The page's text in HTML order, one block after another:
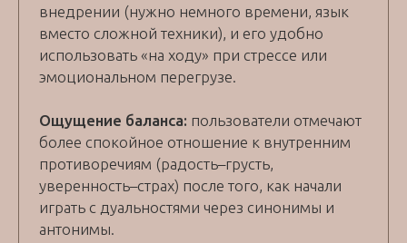
внедрении (нужно немного времени, язык
вместо сложной техники), и его удобно
использовать «на ходу» при стрессе или
эмоциональном перегрузе.
Ощущение баланса: пользователи отмечают
более спокойное отношение к внутренним
противоречиям (радость–грусть,
уверенность–страх) после того, как начали
играть с дуальностями через синонимы и
антонимы.